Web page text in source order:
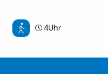
4Uhr